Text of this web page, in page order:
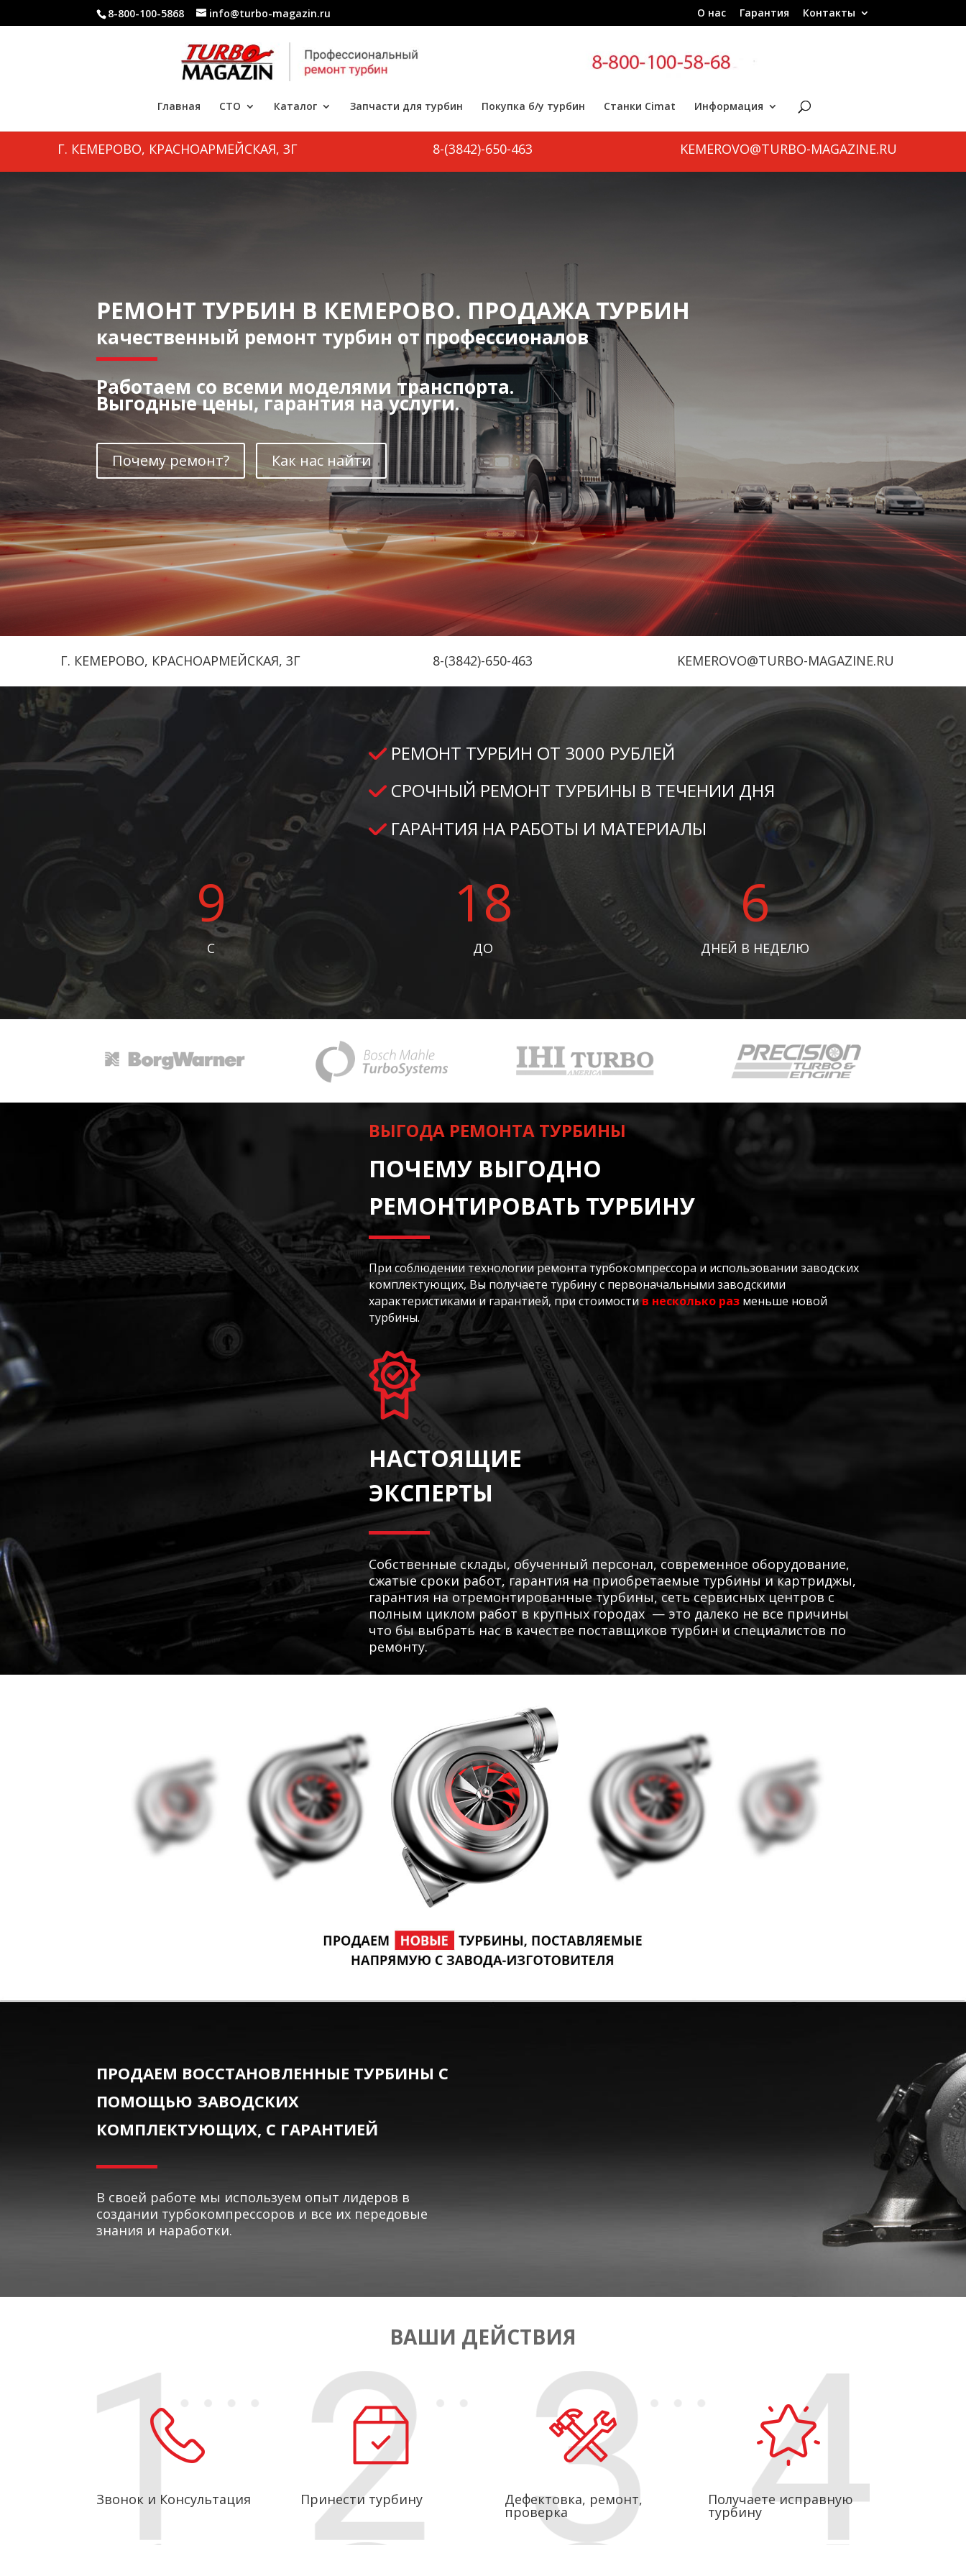
8-800-100-5868 info@turbo-magazin.ru О нас Гарантия Контакты
Главная СТО Каталог Запчасти для турбин Покупка б/у турбин Станки Cimat Информация
Г. КЕМЕРОВО, КРАСНОАРМЕЙСКАЯ, 3Г 8-(3842)-650-463 KEMEROVO@TURBO-MAGAZINE.RU
РЕМОНТ ТУРБИН В КЕМЕРОВО. ПРОДАЖА ТУРБИН
качественный ремонт турбин от профессионалов
Работаем со всеми моделями транспорта.
Выгодные цены, гарантия на услуги.
Почему ремонт? Как нас найти
Г. КЕМЕРОВО, КРАСНОАРМЕЙСКАЯ, 3Г 8-(3842)-650-463 KEMEROVO@TURBO-MAGAZINE.RU
РЕМОНТ ТУРБИН ОТ 3000 РУБЛЕЙ
СРОЧНЫЙ РЕМОНТ ТУРБИНЫ В ТЕЧЕНИИ ДНЯ
ГАРАНТИЯ НА РАБОТЫ И МАТЕРИАЛЫ
9
C
18
ДО
6
ДНЕЙ В НЕДЕЛЮ
ВЫГОДА РЕМОНТА ТУРБИНЫ
ПОЧЕМУ ВЫГОДНО
РЕМОНТИРОВАТЬ ТУРБИНУ
При соблюдении технологии ремонта турбокомпрессора и использовании заводских
комплектующих, Вы получаете турбину с первоначальными заводскими
характеристиками и гарантией, при стоимостив несколько разменьше новой
турбины.
НАСТОЯЩИЕ
ЭКСПЕРТЫ
Собственные склады, обученный персонал, современное оборудование,
сжатые сроки работ, гарантия на приобретаемые турбины и картриджы,
гарантия на отремонтированные турбины, сеть сервисных центров с
полным циклом работ в крупных городах — это далеко не все причины
что бы выбрать нас в качестве поставщиков турбин и специалистов по
ремонту.
ПРОДАЕМ ВОССТАНОВЛЕННЫЕ ТУРБИНЫ С
ПОМОЩЬЮ ЗАВОДСКИХ
КОМПЛЕКТУЮЩИХ, С ГАРАНТИЕЙ
В своей работе мы используем опыт лидеров в
создании турбокомпрессоров и все их передовые
знания и наработки.
ВАШИ ДЕЙСТВИЯ
Звонок и Консультация Принести турбину Дефектовка, ремонт,
проверка
Получаете исправную
турбину